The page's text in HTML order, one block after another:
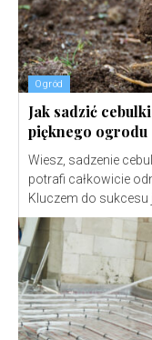
Ogród
Jak sadzić
pięknego ogrodu
Wiesz, sadzenie
potrafi całkowicie
Kluczem do sukcesu